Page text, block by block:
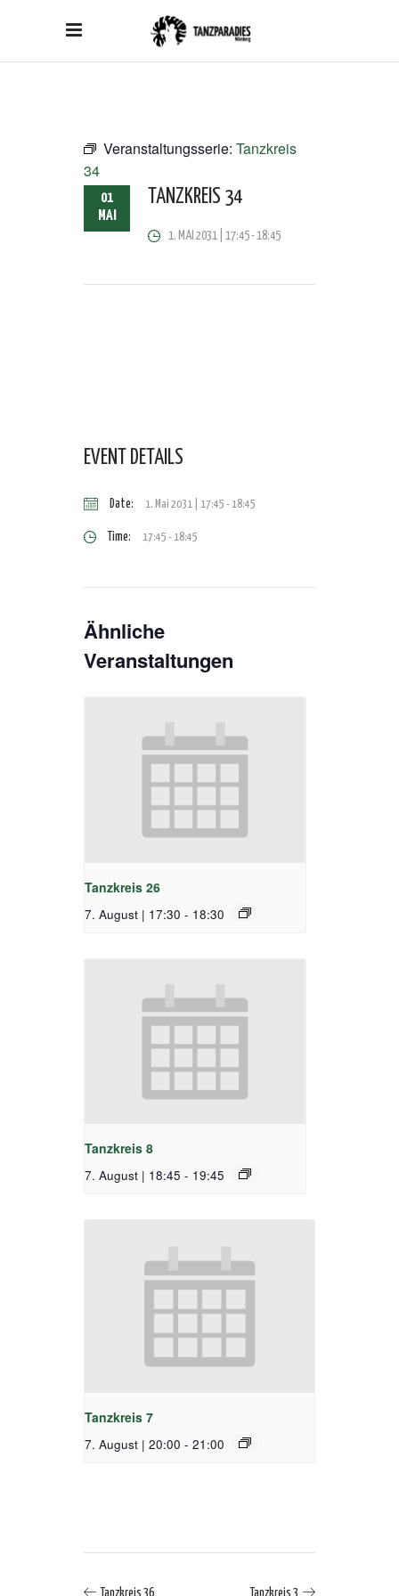
Veranstaltungsserie: Tanzkreis
34
01
MAI
TANZKREIS 34
1. MAI 2031 | 17:45-18:45
EVENT DETAILS
Date: 1. Mai 2031 | 17:45 -18:45
Time: 17:45 - 18:45
Ähnliche
Veranstaltungen
Tanzkreis 26
7. August | 17:30 - 18:30
Tanzkreis 8
7. August | 18:45 - 19:45
Tanzkreis 7
7. August | 20:00 - 21:00
Tanzkreis 36 Tanzkreis 3